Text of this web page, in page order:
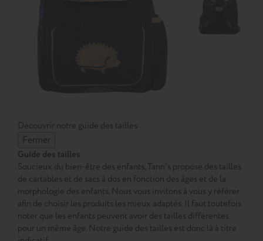
Découvrir notre guide des tailles
Fermer
Guide des tailles
Soucieux du bien-être des enfants, Tann’s propose des tailles
de cartables et de sacs à dos en fonction des âges et de la
morphologie des enfants. Nous vous invitons à vous y référer
afin de choisir les produits les mieux adaptés. Il faut toutefois
noter que les enfants peuvent avoir des tailles différentes
pour un même âge. Notre guide des tailles est donc là à titre